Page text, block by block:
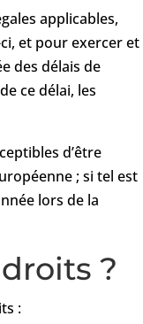
applicables,
et pour exercer et
des délais de
ce délai, les
d’être
; si tel est
lors de la
?
: